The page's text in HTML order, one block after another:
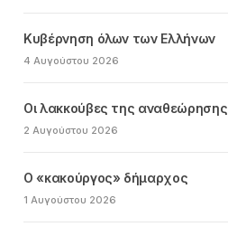
Κυβέρνηση όλων των Ελλήνων
4 Αυγούστου 2026
Οι λακκούβες της αναθεώρησης
2 Αυγούστου 2026
Ο «κακούργος» δήμαρχος
1 Αυγούστου 2026